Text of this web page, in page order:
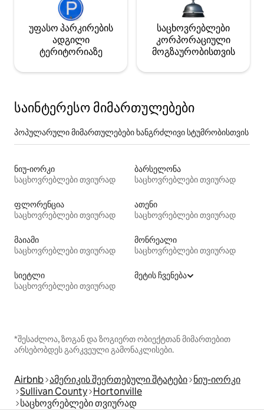
უფასო პარკირების
ადგილი
ტერიტორიაზე
საცხოვრებლები
კორპორაციული
მოგზაურობისთვის
საინტერესო მიმართულებები
პოპულარული მიმართულებები ხანგრძლივი სტუმრობისთვის
ნიუ-იორკი
საცხოვრებლები თვიურად
ბარსელონა
საცხოვრებლები თვიურად
ფლორენცია
საცხოვრებლები თვიურად
ათენი
საცხოვრებლები თვიურად
მაიამი
საცხოვრებლები თვიურად
მონრეალი
საცხოვრებლები თვიურად
სიეტლი
საცხოვრებლები თვიურად
მეტის ჩვენება
*შესაძლოა, ზოგან და ზოგიერთ ობიექტთან მიმართებით
არსებობდეს გარკვეული გამონაკლისები.
Airbnb ამერიკის შეერთებული შტატები ნიუ-იორკი
Sullivan County Hortonville
საცხოვრებლები თვიურად